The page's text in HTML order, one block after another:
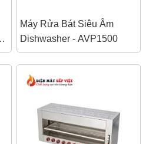
Máy Rửa Bát Siêu Âm
Dishwasher - AVP1500